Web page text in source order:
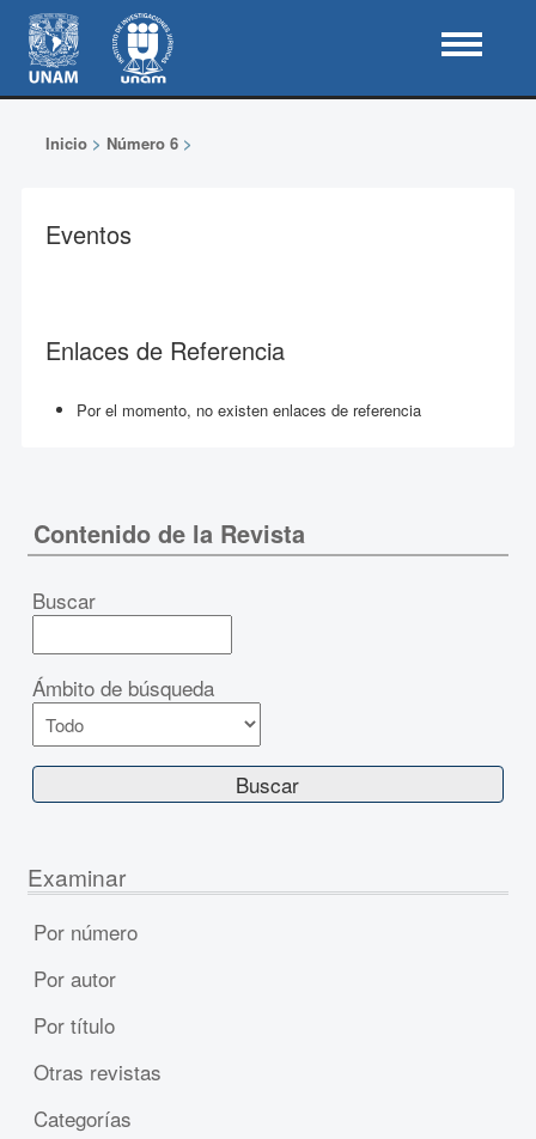
Inicio> Número 6>
Eventos
Enlaces de Referencia
Por el momento, no existen enlaces de referencia
Contenido de la Revista
Buscar
Ámbito de búsqueda
Examinar
Por número
Por autor
Por título
Otras revistas
Categorías